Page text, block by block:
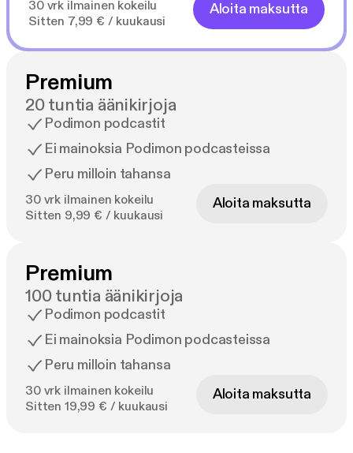
30 vrk ilmainen kokeilu
Sitten 7,99 € / kuukausi
Aloita maksutta
Premium
20 tuntia äänikirjoja
Podimon podcastit
Ei mainoksia Podimon podcasteissa
Peru milloin tahansa
30 vrk ilmainen kokeilu
Sitten 9,99 € / kuukausi
Aloita maksutta
Premium
100 tuntia äänikirjoja
Podimon podcastit
Ei mainoksia Podimon podcasteissa
Peru milloin tahansa
30 vrk ilmainen kokeilu
Sitten 19,99 € / kuukausi
Aloita maksutta